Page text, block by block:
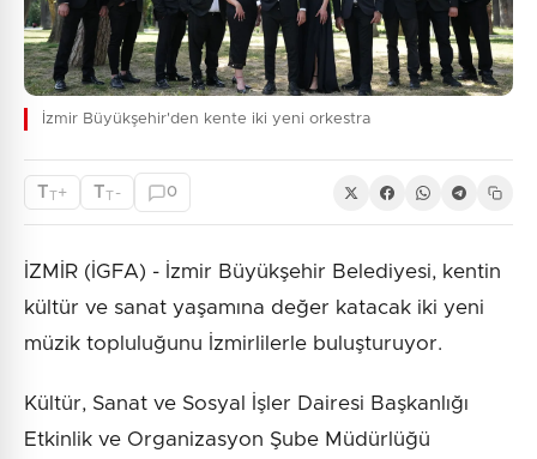
İzmir Büyükşehir'den kente iki yeni orkestra
TT+ TT - 0
İZMİR (İGFA) - İzmir Büyükşehir Belediyesi, kentin
kültür ve sanat yaşamına değer katacak iki yeni
müzik topluluğunu İzmirlilerle buluşturuyor.
Kültür, Sanat ve Sosyal İşler Dairesi Başkanlığı
Etkinlik ve Organizasyon Şube Müdürlüğü